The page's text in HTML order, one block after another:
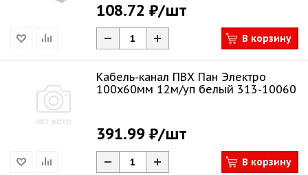
108.72 ₽/шт
В корзину
Кабель-канал ПВХ Пан Электро
100х60мм 12м/уп белый 313-10060
391.99 ₽/шт
В корзину